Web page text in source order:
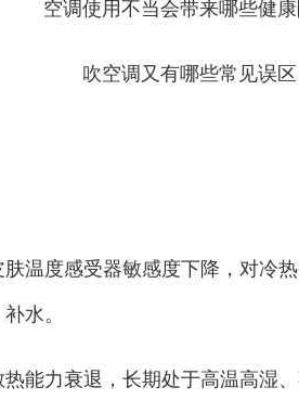
空调使用不当会带来哪些健康
吹空调又有哪些常见误区
度感受器敏感度下降，对冷热
水。
力衰退，长期处于高温高湿、